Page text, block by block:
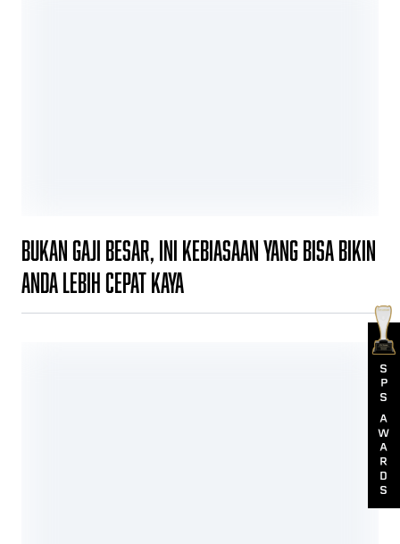
Bukan Gaji Besar, Ini Kebiasaan yang Bisa Bikin
Anda Lebih Cepat Kaya
S
P
S
A
W
A
R
D
S